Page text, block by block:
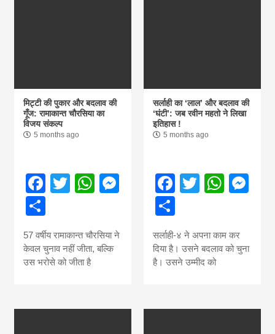
मिट्टी की पुकार और बदलाव की
गूँज: रामाकान्त चौरसिया का
विजय संकल्प
5 months ago
Facebook
TwitterWhatsApp
Messenger
57 वर्षीय रामाकान्त चौरसिया ने
केवल चुनाव नहीं जीता, बल्कि
उस भरोसे को जीता है
सर्लाही का ‘लाल’ और बदलाव की
‘घंटी’: जब रवीन महतो ने लिखा
इतिहास !
5 months ago
Facebook
Twitter
Share
सर्लाही-४ ने अपना काम कर
दिया है। उसने बदलाव को चुना
है। उसने उम्मीद को